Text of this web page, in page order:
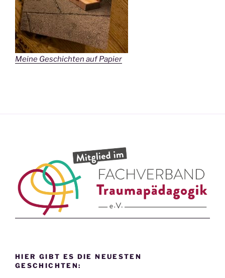
Meine Geschichten auf Papier
HIER GIBT ES DIE NEUESTEN
GESCHICHTEN: